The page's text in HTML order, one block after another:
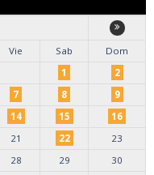
Vie Sab
Dom
1
2
7 8
9
14 15
16
21 22
23
28 29
30